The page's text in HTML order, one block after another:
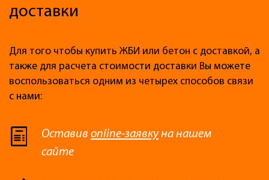
доставки
Для того чтобы купить ЖБИ или бетон с доставкой, а
также для расчета стоимости доставки Вы можете
воспользоваться одним из четырех способов связи
с нами:
Оставив online-заявкуна нашем
сайте